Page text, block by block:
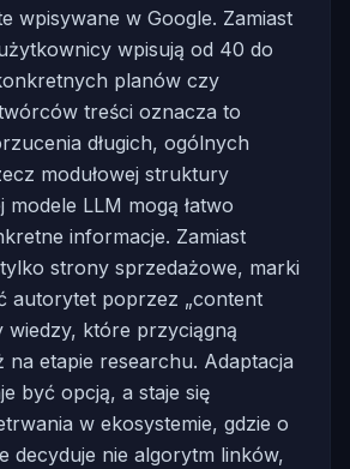
wpisywane w Google. Zamiast
wpisują od 40 do
planów czy
treści oznacza to
długich, ogólnych
modułowej struktury
LLM mogą łatwo
informacje. Zamiast
strony sprzedażowe, marki
autorytet poprzez „content
wiedzy, które przyciągną
na etapie researchu. Adaptacja
być opcją, a staje się
w ekosystemie, gdzie o
decyduje nie algorytm linków,